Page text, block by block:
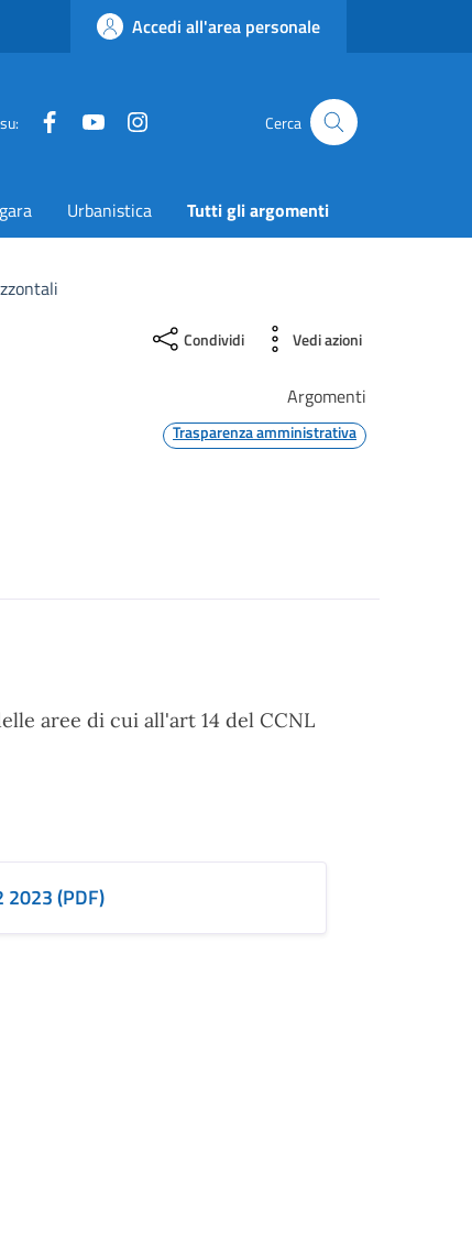
Accedi all'area personale
FacebookYouTube Cerca
Urbanistica Tutti gli argomenti
Condividi Vedi azioni
Argomenti
Trasparenza amministrativa
aree di cui all'art 14 del CCNL
(PDF)